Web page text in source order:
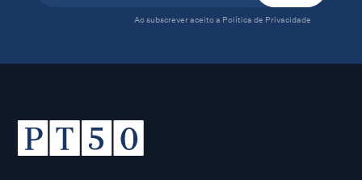
Ao subscrever aceito a Política de Privacidade